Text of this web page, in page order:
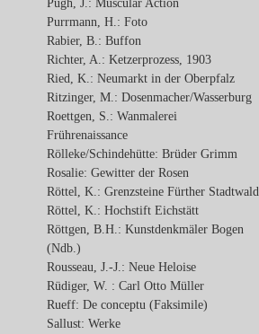
Purrmann, H.: Foto
Rabier, B.: Buffon
Richter, A.: Ketzerprozess, 1903
Ried, K.: Neumarkt in der Oberpfalz
Ritzinger, M.: Dosenmacher/Wasserburg
Roettgen, S.: Wanmalerei
Frührenaissance
Rölleke/Schindehütte: Brüder Grimm
Rosalie: Gewitter der Rosen
Röttel, K.: Grenzsteine Fürther Stadtwald
Röttel, K.: Hochstift Eichstätt
Röttgen, B.H.: Kunstdenkmäler Bogen
(Ndb.)
Rousseau, J.-J.: Neue Heloise
Rüdiger, W. : Carl Otto Müller
Rueff: De conceptu (Faksimile)
Sallust: Werke